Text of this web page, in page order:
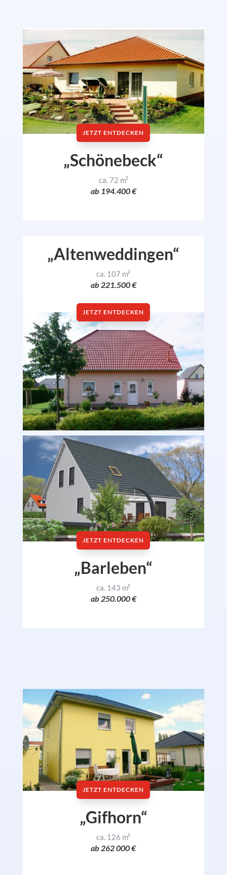
JETZT ENTDECKEN
„Schönebeck“
ca. 72 m²
ab 194.400 €
„Altenweddingen“
ca. 107 m²
ab 221.500 €
JETZT ENTDECKEN
JETZT ENTDECKEN
„Barleben“
ca. 143 m²
ab 250.000 €
JETZT ENTDECKEN
„Gifhorn“
ca. 126 m²
ab 262 000 €